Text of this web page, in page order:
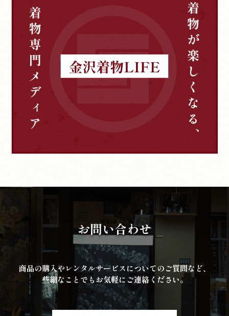
お問い合わせ
商品の購入やレンタルサービスについてのご質問など、
些細なことでもお気軽にご連絡ください。